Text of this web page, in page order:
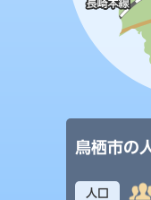
鳥栖市の
人口